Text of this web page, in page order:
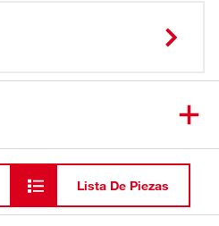
Lista De Piezas